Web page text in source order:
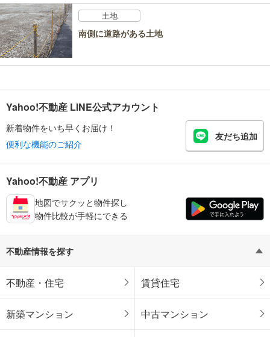
土地
南側に道路がある土地
Yahoo!不動産 LINE公式アカウント
新着物件をいち早くお届け！
便利な機能のご紹介
友だち追加
Yahoo!不動産 アプリ
地図でサクッと物件探し
物件比較が手軽にできる
不動産情報を探す
不動産・住宅 賃貸住宅
新築マンション 中古マンション